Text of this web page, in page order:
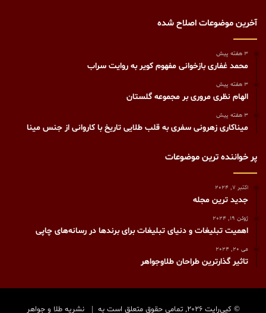
آخرین موضوعات اصلاح شده
3 هفته پیش
محمد غفاری بازخوانی مفهوم کویر به روایت سراب
3 هفته پیش
الهام نظری مروری بر مجموعه گلستان
3 هفته پیش
میناکاری زهرونی سفری به قلب طلایی تاریخ با کاروانی از جنس مینا
پر خواننده ترین موضوعات
اکتبر 7, 2024
جدید ترین مجله
ژوئن 19, 2024
اهمیت تبلیغات و دنیای تبلیغات برای برندها در رسانه‌های چاپی
می 20, 2024
تاثیر گذارترین طراحان طلاوجواهر
© کپی‌رایت 2026, تمامی حقوق متعلق است به | نشریه طلا و جواهر